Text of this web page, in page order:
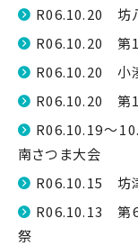
R06.10.20 坊
R06.10.20 第
R06.10.20 小
R06.10.20 第
R06.10.19～
南さつま大会
R06.10.15 坊
R06.10.13 第
祭